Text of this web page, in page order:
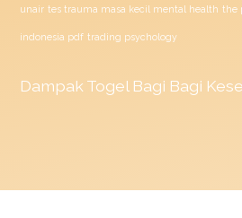
unair tes trauma masa kecil mental health the
indonesia pdf trading psychology
Dampak Togel Bagi Bagi